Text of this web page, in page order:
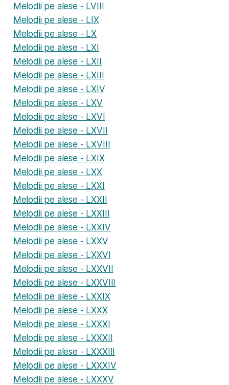
Melodii pe alese - LVIII
Melodii pe alese - LIX
Melodii pe alese - LX
Melodii pe alese - LXI
Melodii pe alese - LXII
Melodii pe alese - LXIII
Melodii pe alese - LXIV
Melodii pe alese - LXV
Melodii pe alese - LXVI
Melodii pe alese - LXVII
Melodii pe alese - LXVIII
Melodii pe alese - LXIX
Melodii pe alese - LXX
Melodii pe alese - LXXI
Melodii pe alese - LXXII
Melodii pe alese - LXXIII
Melodii pe alese - LXXIV
Melodii pe alese - LXXV
Melodii pe alese - LXXVI
Melodii pe alese - LXXVII
Melodii pe alese - LXXVIII
Melodii pe alese - LXXIX
Melodii pe alese - LXXX
Melodii pe alese - LXXXI
Melodii pe alese - LXXXII
Melodii pe alese - LXXXIII
Melodii pe alese - LXXXIV
Melodii pe alese - LXXXV